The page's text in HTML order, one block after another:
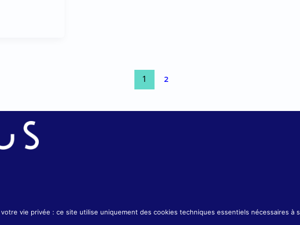
1 2
Copyright © 2020 Eürus Consulting｜Mentions légales｜Webdesign par
vie privée : ce site utilise uniquement des cookies techniques essentiels nécessaires à